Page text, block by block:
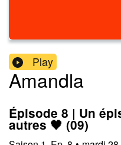
Play
Amandla
Épisode 8 | Un
autres 🖤 (09)